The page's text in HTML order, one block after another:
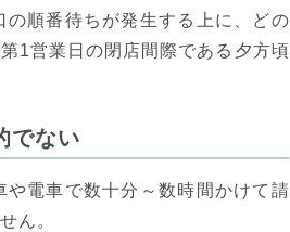
順番待ちが発生する上に、どの
1営業日の閉店間際である夕方頃
でない
電車で数十分～数時間かけて請
ん。